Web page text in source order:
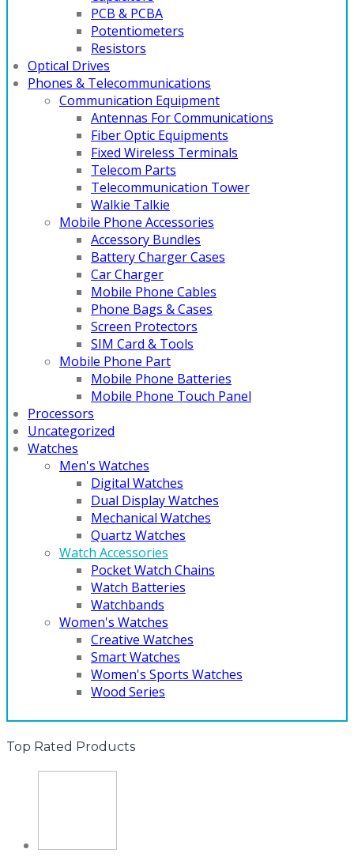
PCB & PCBA
Potentiometers
Resistors
Optical Drives
Phones & Telecommunications
Communication Equipment
Antennas For Communications
Fiber Optic Equipments
Fixed Wireless Terminals
Telecom Parts
Telecommunication Tower
Walkie Talkie
Mobile Phone Accessories
Accessory Bundles
Battery Charger Cases
Car Charger
Mobile Phone Cables
Phone Bags & Cases
Screen Protectors
SIM Card & Tools
Mobile Phone Part
Mobile Phone Batteries
Mobile Phone Touch Panel
Processors
Uncategorized
Watches
Men's Watches
Digital Watches
Dual Display Watches
Mechanical Watches
Quartz Watches
Watch Accessories
Pocket Watch Chains
Watch Batteries
Watchbands
Women's Watches
Creative Watches
Smart Watches
Women's Sports Watches
Wood Series
Top Rated Products